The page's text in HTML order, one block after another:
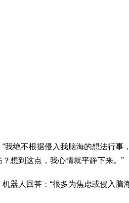
绝不根据侵入我脑海的想法行事
？想到这点，我心情就平静下来。”
人回答：“很多为焦虑或侵入脑